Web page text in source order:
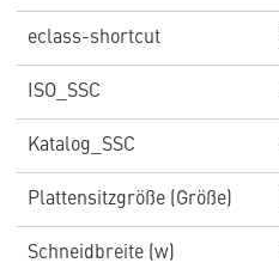
eclass-shortcut
ISO_SSC
Katalog_SSC
Plattensitzgröße (Größe)
Schneidbreite (w)